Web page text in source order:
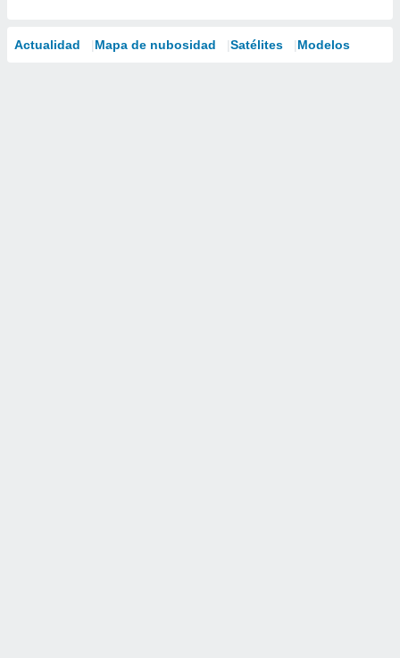
Actualidad Mapa de nubosidad Satélites Modelos